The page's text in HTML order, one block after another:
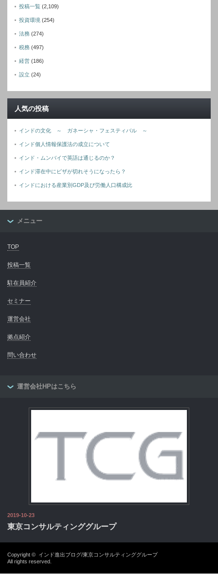
投稿一覧 (2,109)
投資環境 (254)
法務 (274)
税務 (497)
経営 (186)
設立 (24)
人気の投稿
インドの文化 ～ ガネーシャ・フェスティバル ～
インド個人情報保護法の成立について
インド・ムンバイで英語は通じるのか？
インド滞在中にビザが切れそうになったら？
インドにおける産業別GDP及び労働人口構成比
メニュー
TOP
投稿一覧
駐在員紹介
セミナー
運営会社
拠点紹介
問い合わせ
運営会社HPはこちら
2019-10-23
東京コンサルティンググループ
Copyright © インド進出ブログ/東京コンサルティンググループ
All rights reserved.